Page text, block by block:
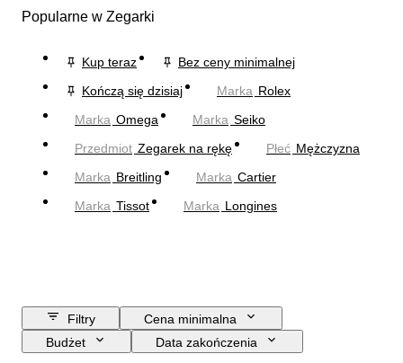
Popularne w Zegarki
Kup teraz
Bez ceny minimalnej
Kończą się dzisiaj
Marka Rolex
Marka Omega Marka Seiko
Przedmiot Zegarek na rękę Płeć Mężczyzna
Marka Breitling Marka Cartier
Marka Tissot Marka Longines
Filtry
Cena minimalna
Budżet
Data zakończenia